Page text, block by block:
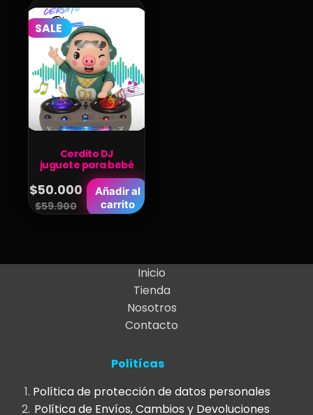
SALE
Cerdito DJ
juguete para bebé
$59.900
Original
$59.900.
$50.000
Current
$50.000.
Añadir al
carrito
Inicio
Tienda
Nosotros
Contacto
Politícas
Política de protección de datos personales
Política de Envíos, Cambios y Devoluciones